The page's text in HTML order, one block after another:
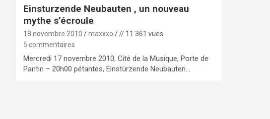
Einsturzende Neubauten , un nouveau
mythe s’écroule
18 novembre 2010 maxxxo
// 11 361 vues
5 commentaires
Mercredi 17 novembre 2010, Cité de la Musique, Porte de
Pantin – 20h00 pétantes, Einstürzende Neubauten…